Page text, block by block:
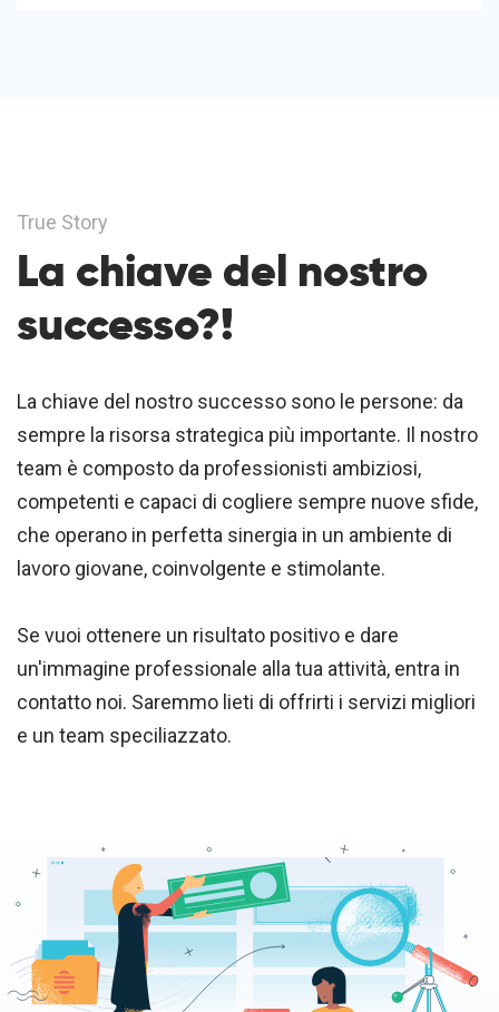
True Story
La chiave del nostro
successo?!
La chiave del nostro successo sono le persone: da
sempre la risorsa strategica più importante. Il nostro
team è composto da professionisti ambiziosi,
competenti e capaci di cogliere sempre nuove sfide,
che operano in perfetta sinergia in un ambiente di
lavoro giovane, coinvolgente e stimolante.
Se vuoi ottenere un risultato positivo e dare
un'immagine professionale alla tua attività, entra in
contatto noi. Saremmo lieti di offrirti i servizi migliori
e un team speciliazzato.